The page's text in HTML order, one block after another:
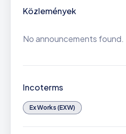
Közlemények
No announcements found.
Incoterms
Ex Works (EXW)